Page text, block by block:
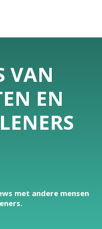
VAN
EN
met andere mensen